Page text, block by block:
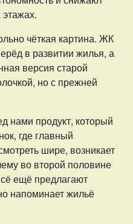
этажах.
чёткая картина. ЖК
в развитии жилья, а
версия старой
но с прежней
нами продукт, который
где главный
шире, возникает
во второй половине
ещё предлагают
напоминает жильё